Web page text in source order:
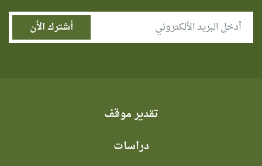
تقدير موقف
دراسات